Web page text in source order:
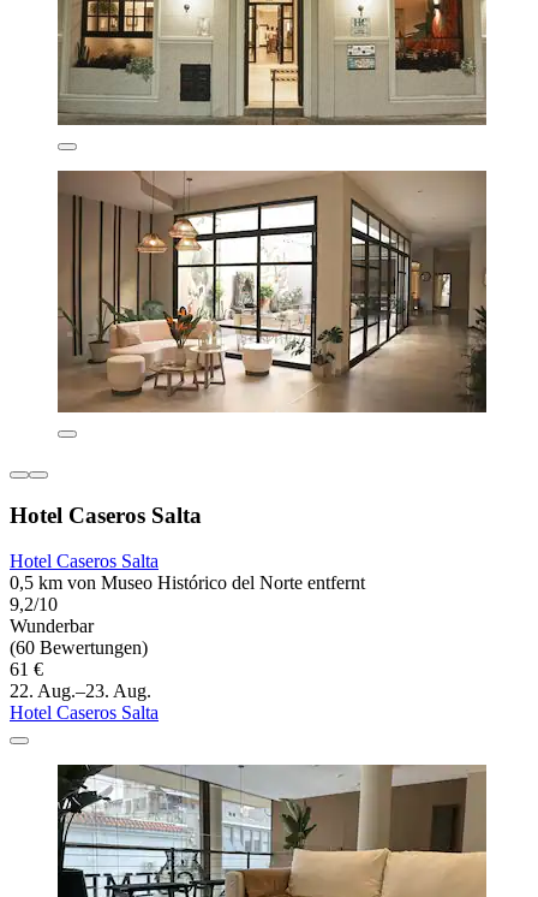
Hotel Caseros Salta
Hotel Caseros Salta
0,5 km von Museo Histórico del Norte entfernt
9,2/10
Wunderbar
(60 Bewertungen)
61 €
22. Aug.–23. Aug.
Hotel Caseros Salta